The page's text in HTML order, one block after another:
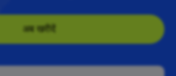
अब खरीदें